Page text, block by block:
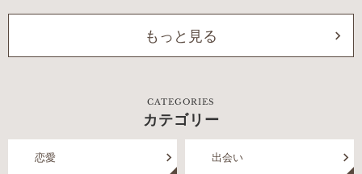
もっと見る
CATEGORIES
カテゴリー
恋愛 出会い